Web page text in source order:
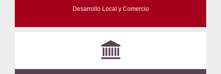
Desarrollo Local y Comercio